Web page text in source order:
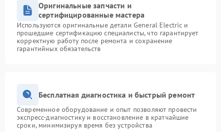
Оригинальные запчасти и
сертифицированные мастера
Используются оригинальные детали General Electric и
прошедшие сертификацию специалисты, что гарантирует
корректную работу после ремонта и сохранение
гарантийных обязательств
Бесплатная диагностика и быстрый ремонт
Современное оборудование и опыт позволяют провести
экспресс-диагностику и восстановление в кратчайшие
сроки, минимизируя время без устройства